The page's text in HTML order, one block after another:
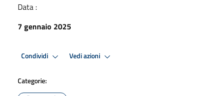
Data :
7 gennaio 2025
Condividi Vedi azioni
Categorie: